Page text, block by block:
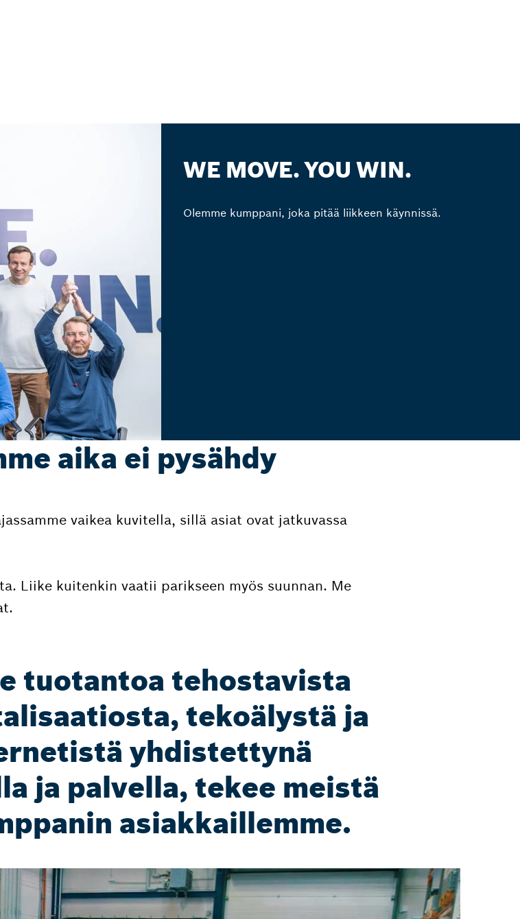
WE MOVE. YOU WIN.
Olemme kumppani, joka pitää liikkeen käynnissä.
aika ei pysähdy
vaikea kuvitella, sillä asiat ovat jatkuvassa
Liike kuitenkin vaatii parikseen myös suunnan. Me
tuotantoa tehostavista
tekoälystä ja
yhdistettynä
ja palvella, tekee meistä
asiakkaillemme.